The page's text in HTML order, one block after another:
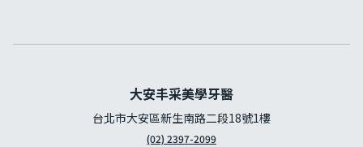
大安丰采美學牙醫
台北市大安區新生南路二段18號1樓
(02) 2397-2099